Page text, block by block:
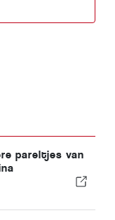
pareltjes van